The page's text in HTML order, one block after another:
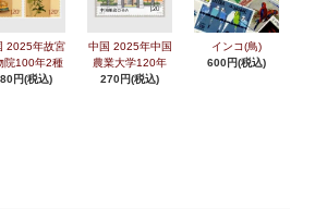
2025年故宮
院100年2種
円(税込)
中国 2025年中国
農業大学120年
270円(税込)
インコ(鳥)
600円(税込)